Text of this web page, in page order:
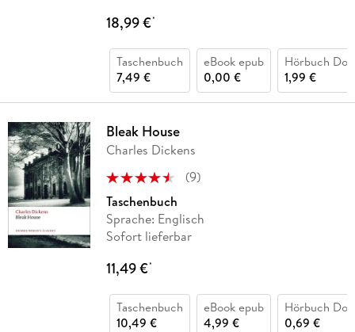
18,99 €*
Taschenbuch
7,49 €
eBook epub
0,00 €
Hörbuch
1,99 €
Bleak House
Charles Dickens
(9)
Taschenbuch
Sprache: Englisch
Sofort lieferbar
11,49 €*
Taschenbuch
10,49 €
eBook epub
4,99 €
Hörbuch
0,69 €